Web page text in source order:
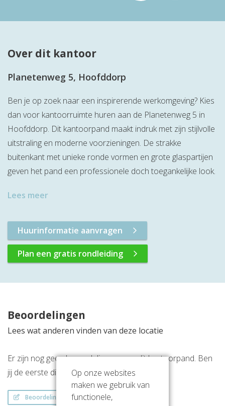
Over dit kantoor
Planetenweg 5, Hoofddorp
Ben je op zoek naar een inspirerende werkomgeving? Kies
dan voor kantoorruimte huren aan de Planetenweg 5 in
Hoofddorp. Dit kantoorpand maakt indruk met zijn stijlvolle
uitstraling en moderne voorzieningen. De strakke
buitenkant met unieke ronde vormen en grote glaspartijen
geven het pand een professionele doch toegankelijke look.
Lees meer
Huurinformatie aanvragen
Plan een gratis rondleiding
Beoordelingen
Lees wat anderen vinden van deze locatie
Er zijn nog geen beoordelingen over dit kantoorpand. Ben
jij de eerste die een beoordeling achterlaat?
Beoordeling schrijven
Op onze websites
maken we gebruik van
functionele,